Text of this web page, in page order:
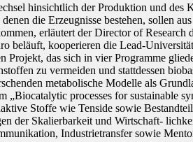
hinsichtlich der Produktion und
die Erzeugnisse bestehen, sollen
erläutert der Director of
beläuft, kooperieren die Lead-
das sich in vier Programme
zu vermeiden und stattdessen
metabolische Modelle als
processes for sustainable
Stoffe wie Tenside sowie
der Skalierbarkeit und Wirtschaft-
Industrietransfer sowie